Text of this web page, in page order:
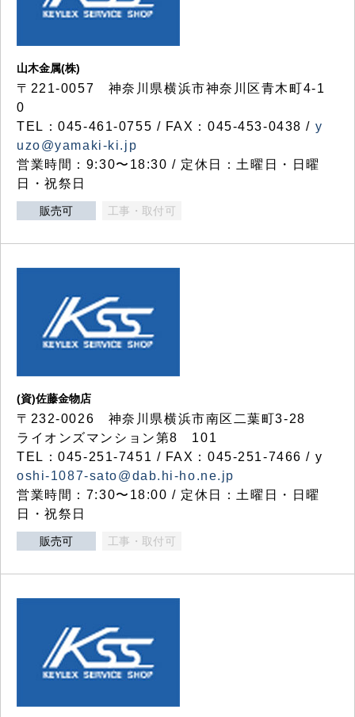
山木金属(株)
〒221-0057 神奈川県横浜市神奈川区青木町4-1
0
TEL：045-461-0755 / FAX：045-453-0438 / y
uzo@yamaki-ki.jp
営業時間：9:30〜18:30 / 定休日：土曜日・日曜
日・祝祭日
販売可 工事・取付可
(資)佐藤金物店
〒232-0026 神奈川県横浜市南区二葉町3-28
ライオンズマンション第8 101
TEL：045-251-7451 / FAX：045-251-7466 / y
oshi-1087-sato@dab.hi-ho.ne.jp
営業時間：7:30〜18:00 / 定休日：土曜日・日曜
日・祝祭日
販売可 工事・取付可